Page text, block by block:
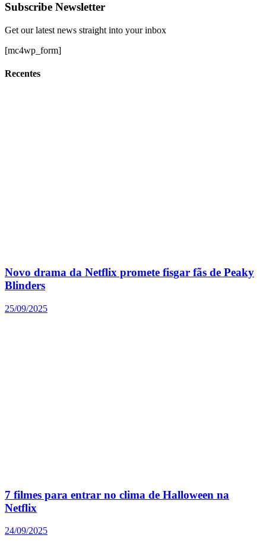
Subscribe Newsletter
Get our latest news straight into your inbox
[mc4wp_form]
Recentes
Novo drama da Netflix promete fisgar fãs de Peaky
Blinders
25/09/2025
7 filmes para entrar no clima de Halloween na
Netflix
24/09/2025